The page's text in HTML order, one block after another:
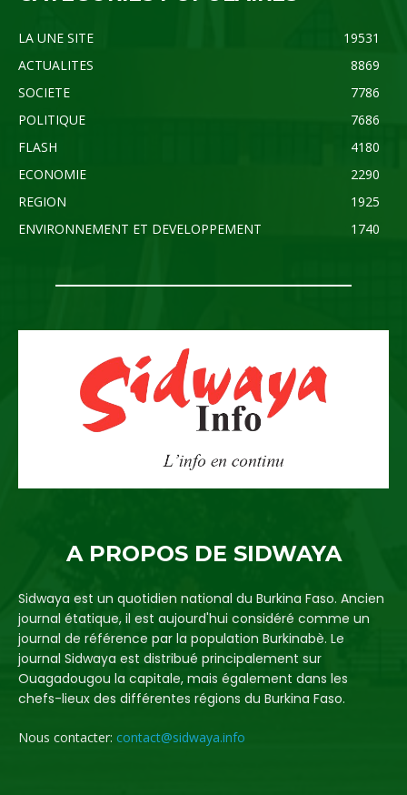
LA UNE SITE
19531
ACTUALITES
8869
SOCIETE
7786
POLITIQUE
7686
FLASH
4180
ECONOMIE
2290
REGION
1925
ENVIRONNEMENT ET DEVELOPPEMENT
1740
A PROPOS DE SIDWAYA
Sidwaya est un quotidien national du Burkina Faso. Ancien
journal étatique, il est aujourd'hui considéré comme un
journal de référence par la population Burkinabè. Le
journal Sidwaya est distribué principalement sur
Ouagadougou la capitale, mais également dans les
chefs-lieux des différentes régions du Burkina Faso.
Nous contacter: contact@sidwaya.info